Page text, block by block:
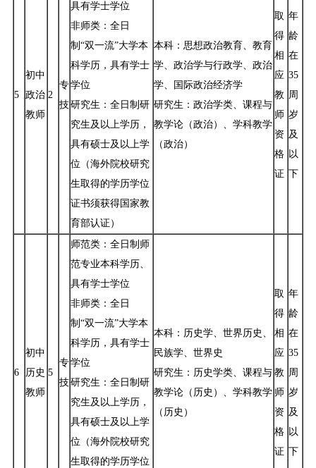
5
初中
政治
教师
2
专
技
具有学士学位
非师类：全日
制“双一流”大学本
科学历，具有学士
学位
研究生：全日制研
究生及以上学历，
具有硕士及以上学
位（海外院校研究
生取得的学历学位
证书须获得国家教
育部认证）
本科：思想政治教育、教育
学、政治学与行政学、政治
学、国际政治经济学
研究生：政治学类、课程与
教学论（政治）、学科教学
（政治）
取
得
相
应
教
师
资
格
证
年
龄
在
35
周
岁
及
以
下
6
初中
历史
教师
5
专
技
师范类：全日制师
范专业本科学历、
具有学士学位
非师类：全日
制“双一流”大学本
科学历，具有学士
学位
研究生：全日制研
究生及以上学历，
具有硕士及以上学
位（海外院校研究
生取得的学历学位
本科：历史学、世界历史、
民族学、世界史
研究生：历史学类、课程与
教学论（历史）、学科教学
（历史）
取
得
相
应
教
师
资
格
证
年
龄
在
35
周
岁
及
以
下